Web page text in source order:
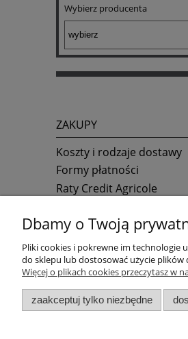
Wybierz producenta
ZAKUPY
Koszty i rodzaje dostawy
Formy płatności
Raty Credit Agricole
Dbamy o Twoją
Pliki cookies i pokrewne im technologie
do sklepu lub dostosować użycie
Więcej o plikach cookies przeczytasz w
zaakceptuj tylko niezbędne